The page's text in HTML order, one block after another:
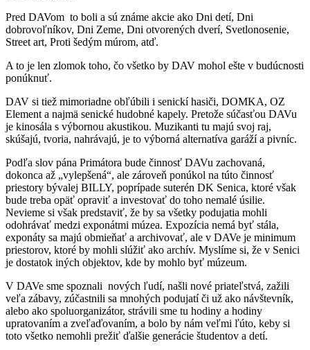
Pred DAVom to boli a sú známe akcie ako Dni detí, Dni
dobrovoľníkov, Dni Zeme, Dni otvorených dverí, Svetlonosenie,
Street art, Proti šedým múrom, atď.
A to je len zlomok toho, čo všetko by DAV mohol ešte v budúcnosti
ponúknuť.
DAV si tiež mimoriadne obľúbili i senickí hasiči, DOMKA, OZ
Element a najmä senické hudobné kapely. Pretože súčasťou DAVu
je kinosála s výbornou akustikou. Muzikanti tu majú svoj raj,
skúšajú, tvoria, nahrávajú, je to výborná alternatíva garáží a pivníc.
Podľa slov pána Primátora bude činnosť DAVu zachovaná,
dokonca až „vylepšená“, ale zároveň ponúkol na túto činnosť
priestory bývalej BILLY, poprípade suterén DK Senica, ktoré však
bude treba opäť opraviť a investovať do toho nemalé úsilie.
Nevieme si však predstaviť, že by sa všetky podujatia mohli
odohrávať medzi exponátmi múzea. Expozícia nemá byť stála,
exponáty sa majú obmieňať a archivovať, ale v DAVe je minimum
priestorov, ktoré by mohli slúžiť ako archív. Myslíme si, že v Senici
je dostatok iných objektov, kde by mohlo byť múzeum.
V DAVe sme spoznali nových ľudí, našli nové priateľstvá, zažili
veľa zábavy, zúčastnili sa mnohých podujatí či už ako návštevník,
alebo ako spoluorganizátor, strávili sme tu hodiny a hodiny
upratovaním a zveľaďovaním, a bolo by nám veľmi ľúto, keby si
toto všetko nemohli prežiť ďalšie generácie študentov a detí.